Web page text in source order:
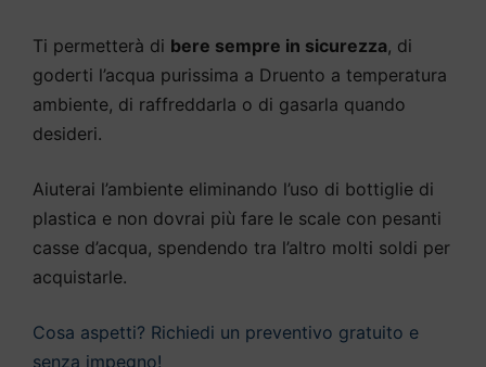
Ti permetterà di bere sempre in sicurezza, di
goderti l’acqua purissima a Druento a temperatura
ambiente, di raffreddarla o di gasarla quando
desideri.
Aiuterai l’ambiente eliminando l’uso di bottiglie di
plastica e non dovrai più fare le scale con pesanti
casse d’acqua, spendendo tra l’altro molti soldi per
acquistarle.
Cosa aspetti? Richiedi un preventivo gratuito e
senza impegno!